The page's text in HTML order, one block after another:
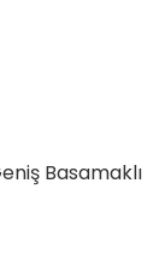
Basamaklı